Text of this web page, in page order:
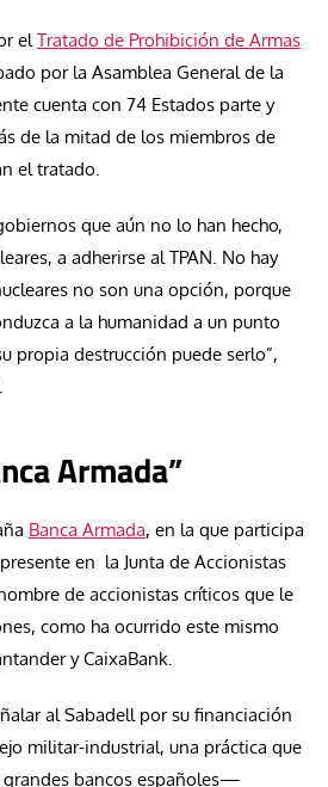
el Tratado de Prohibición de Armas
por la Asamblea General de la
cuenta con 74 Estados parte y
de la mitad de los miembros de
el tratado.
que aún no lo han hecho,
a adherirse al TPAN. No hay
no son una opción, porque
a la humanidad a un punto
propia destrucción puede serlo”,
Armada”
Banca Armada, en la que participa
en la Junta de Accionistas
de accionistas críticos que le
como ha ocurrido este mismo
y CaixaBank.
al Sabadell por su financiación
militar-industrial, una práctica que
bancos españoles—